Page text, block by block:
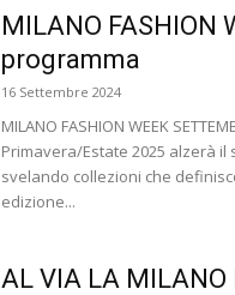
MILANO FASHION
programma
16 Settembre 2024
MILANO FASHION WEEK
Primavera/Estate 2025 alzerà il
svelando collezioni che
edizione...
AL VIA LA MILANO